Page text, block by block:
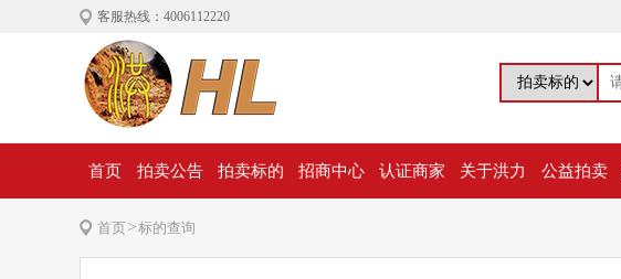
客服热线：4006112220
首页 拍卖公告 拍卖标的 招商中心 认证商家 关于洪力 公益拍卖
首页>标的查询